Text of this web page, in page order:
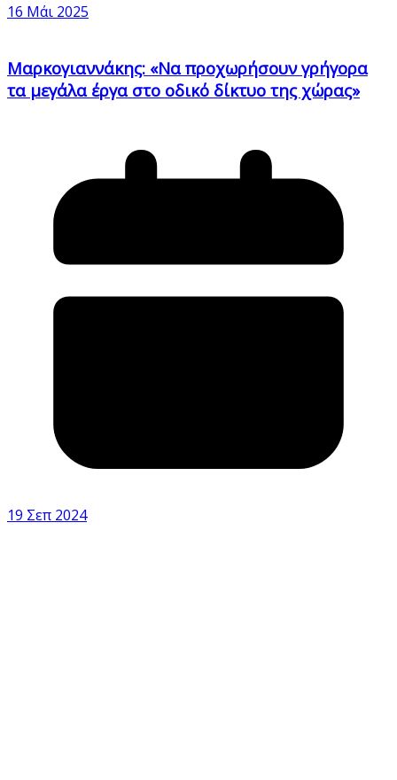
16 Μάι 2025
Μαρκογιαννάκης: «Να προχωρήσουν γρήγορα
τα μεγάλα έργα στο οδικό δίκτυο της χώρας»
19 Σεπ 2024